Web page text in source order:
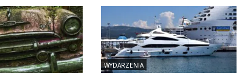
WYDARZENIA